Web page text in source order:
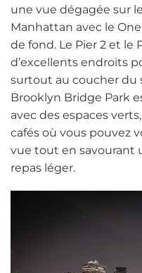
une vue dégagée sur
Manhattan avec le
de fond. Le Pier 2 et le
d’excellents endroits
surtout au coucher du
Brooklyn Bridge Park
avec des espaces
cafés où vous pouvez
vue tout en savourant
repas léger.